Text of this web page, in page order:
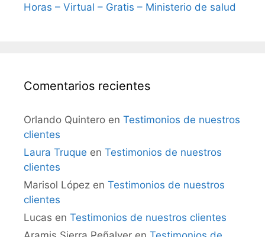
Horas – Virtual – Gratis – Ministerio de salud
Comentarios recientes
Orlando Quintero en Testimonios de nuestros
clientes
Laura Truque en Testimonios de nuestros
clientes
Marisol López en Testimonios de nuestros
clientes
Lucas en Testimonios de nuestros clientes